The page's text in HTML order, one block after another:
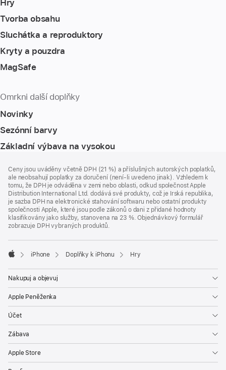
Hry
Tvorba obsahu
Sluchátka a reproduktory
Kryty a pouzdra
MagSafe
Omrkni další doplňky
Novinky
Sezónní barvy
Základní výbava na vysokou
Ceny jsou uváděny včetně DPH (21 %) a příslušných autorských poplatků,
ale neobsahují poplatky za doručení (není-li uvedeno jinak). Vzhledem k
tomu, že DPH je odváděna v zemi nebo oblasti, odkud společnost Apple
Distribution International Ltd. dodává své produkty, což je Irská republika,
je sazba DPH na elektronické stahování softwaru nebo ostatní produkty
společnosti Apple, které jsou podle zákonů o dani z přidané hodnoty
klasifikovány jako služby, stanovena na 23 %. Objednávkový formulář
zobrazuje DPH vybraných produktů.
iPhone Doplňky k iPhonu Hry
Nakupuj a objevuj
Apple Peněženka
Účet
Zábava
Apple Store